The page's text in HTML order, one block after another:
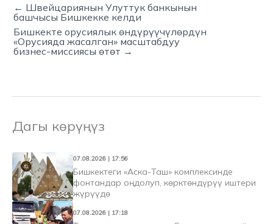
← Швейцариянын Улуттук банкынын
башчысы Бишкекке келди
Бишкекте орусиялык өндүрүүчүлөрдүн
«Орусияда жасалган» масштабдуу
бизнес-миссиясы өтөт →
Дагы көрүңүз
07.08.2026 | 17:56
Бишкектеги «Аска-Таш» комплексинде
фонтандар оңдолуп, көрктөндүрүү иштери
жүрүүдө
07.08.2026 | 17:18